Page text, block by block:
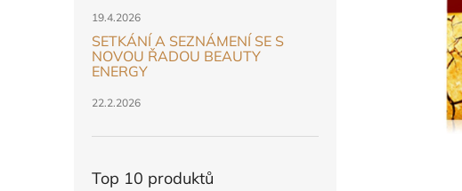
19.4.2026
SETKÁNÍ A SEZNÁMENÍ SE S
NOVOU ŘADOU BEAUTY
ENERGY
22.2.2026
Top 10 produktů